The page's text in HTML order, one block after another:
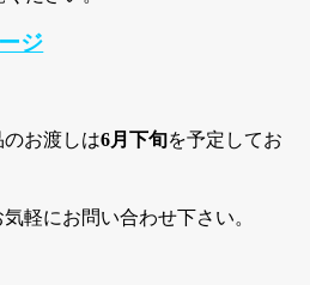
ジ
のお渡しは6月下旬を予定してお
軽にお問い合わせ下さい。